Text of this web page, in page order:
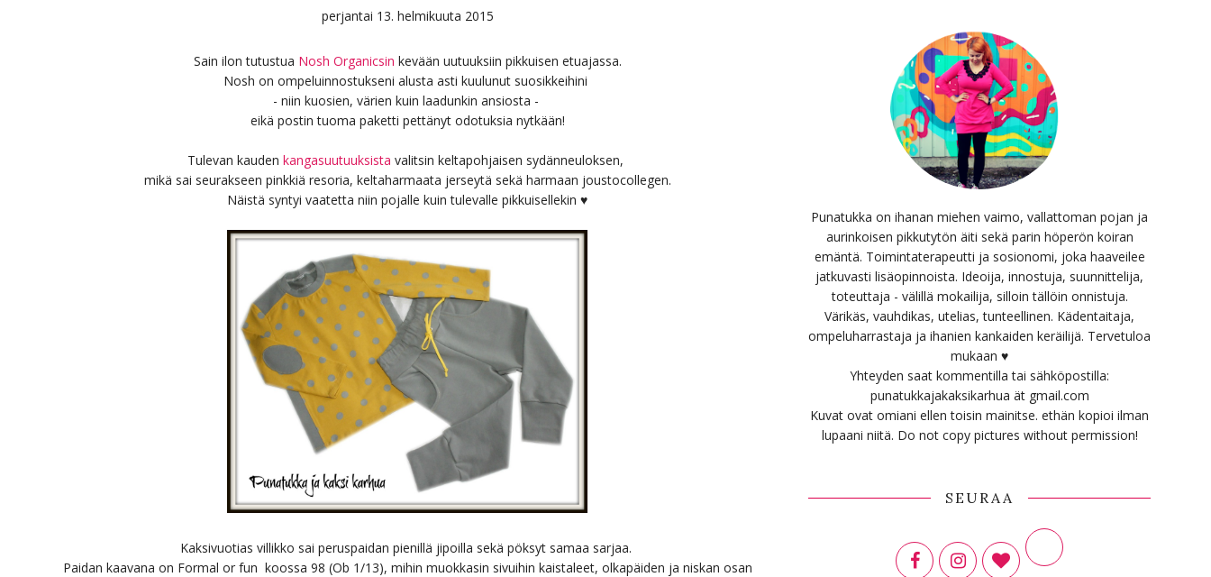
perjantai 13. helmikuuta 2015
Sain ilon tutustua Nosh Organicsin kevään uutuuksiin pikkuisen etuajassa.
Nosh on ompeluinnostukseni alusta asti kuulunut suosikkeihini
- niin kuosien, värien kuin laadunkin ansiosta -
eikä postin tuoma paketti pettänyt odotuksia nytkään!
Tulevan kauden kangasuutuuksista valitsin keltapohjaisen sydänneuloksen,
mikä sai seurakseen pinkkiä resoria, keltaharmaata jerseytä sekä harmaan joustocollegen.
Näistä syntyi vaatetta niin pojalle kuin tulevalle pikkuisellekin ♥
Kaksivuotias villikko sai peruspaidan pienillä jipoilla sekä pöksyt samaa sarjaa.
Paidan kaavana on Formal or fun koossa 98 (Ob 1/13), mihin muokkasin sivuihin kaistaleet, olkapäiden ja niskan osan
Punatukka on ihanan miehen vaimo, vallattoman pojan ja
aurinkoisen pikkutytön äiti sekä parin höperön koiran
emäntä. Toimintaterapeutti ja sosionomi, joka haaveilee
jatkuvasti lisäopinnoista. Ideoija, innostuja, suunnittelija,
toteuttaja - välillä mokailija, silloin tällöin onnistuja.
Värikäs, vauhdikas, utelias, tunteellinen. Kädentaitaja,
ompeluharrastaja ja ihanien kankaiden keräilijä. Tervetuloa
mukaan ♥
Yhteyden saat kommentilla tai sähköpostilla:
punatukkajakaksikarhua ät gmail.com
Kuvat ovat omiani ellen toisin mainitse. ethän kopioi ilman
lupaani niitä. Do not copy pictures without permission!
SEURAA